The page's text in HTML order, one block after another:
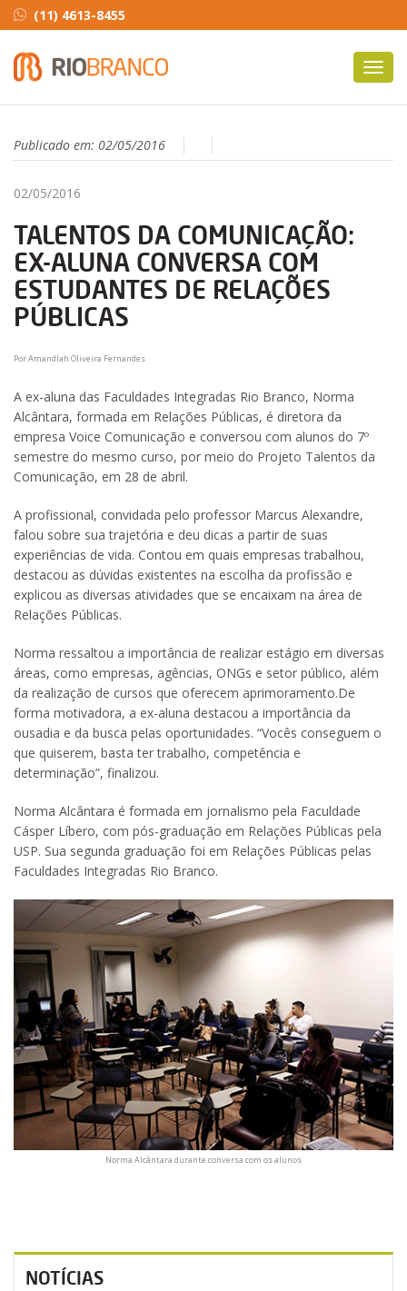
(11) 4613-8455
Publicado em: 02/05/2016
02/05/2016
TALENTOS DA COMUNICAÇÃO:
EX-ALUNA CONVERSA COM
ESTUDANTES DE RELAÇÕES
PÚBLICAS
Por Amandlah Oliveira Fernandes
A ex-aluna das Faculdades Integradas Rio Branco, Norma
Alcântara, formada em Relações Públicas, é diretora da
empresa Voice Comunicação e conversou com alunos do 7º
semestre do mesmo curso, por meio do Projeto Talentos da
Comunicação, em 28 de abril.
A profissional, convidada pelo professor Marcus Alexandre,
falou sobre sua trajetória e deu dicas a partir de suas
experiências de vida. Contou em quais empresas trabalhou,
destacou as dúvidas existentes na escolha da profissão e
explicou as diversas atividades que se encaixam na área de
Relações Públicas.
Norma ressaltou a importância de realizar estágio em diversas
áreas, como empresas, agências, ONGs e setor público, além
da realização de cursos que oferecem aprimoramento.De
forma motivadora, a ex-aluna destacou a importância da
ousadia e da busca pelas oportunidades. “Vocês conseguem o
que quiserem, basta ter trabalho, competência e
determinação”, finalizou.
Norma Alcântara é formada em jornalismo pela Faculdade
Cásper Líbero, com pós-graduação em Relações Públicas pela
USP. Sua segunda graduação foi em Relações Públicas pelas
Faculdades Integradas Rio Branco.
Norma Alcântara durante conversa com os alunos
NOTÍCIAS